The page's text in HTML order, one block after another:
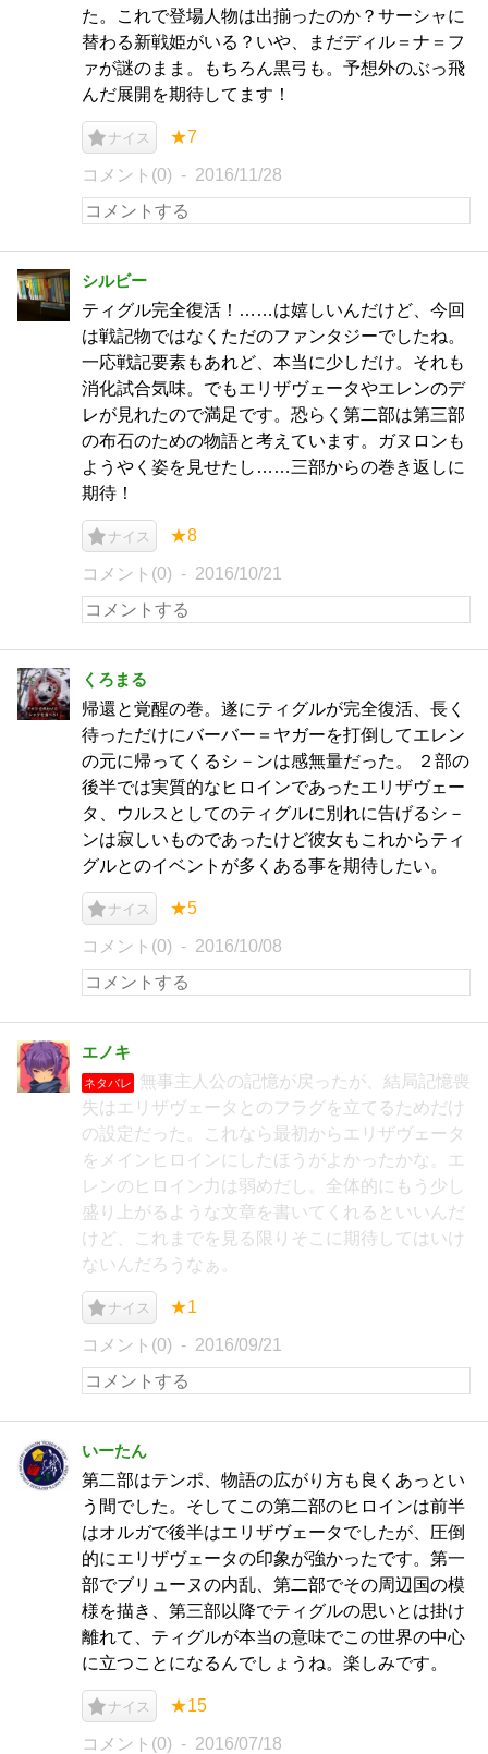
た。これで登場人物は出揃ったのか？サーシャに
替わる新戦姫がいる？いや、まだディル＝ナ＝フ
ァが謎のまま。もちろん黒弓も。予想外のぶっ飛
んだ展開を期待してます！
ナイス ★7
コメント(0) 2016/11/28
シルビー
ティグル完全復活！……は嬉しいんだけど、今回
は戦記物ではなくただのファンタジーでしたね。
一応戦記要素もあれど、本当に少しだけ。それも
消化試合気味。でもエリザヴェータやエレンのデ
レが見れたので満足です。恐らく第二部は第三部
の布石のための物語と考えています。ガヌロンも
ようやく姿を見せたし……三部からの巻き返しに
期待！
ナイス ★8
コメント(0) 2016/10/21
くろまる
帰還と覚醒の巻。遂にティグルが完全復活、長く
待っただけにバーバー＝ヤガーを打倒してエレン
の元に帰ってくるシ－ンは感無量だった。 ２部の
後半では実質的なヒロインであったエリザヴェー
タ、ウルスとしてのティグルに別れに告げるシ－
ンは寂しいものであったけど彼女もこれからティ
グルとのイベントが多くある事を期待したい。
ナイス ★5
コメント(0) 2016/10/08
エノキ
ネタバレ
無事主人公の記憶が戻ったが、結局記憶喪
失はエリザヴェータとのフラグを立てるためだけ
の設定だった。これなら最初からエリザヴェータ
をメインヒロインにしたほうがよかったかな。エ
レンのヒロイン力は弱めだし。全体的にもう少し
盛り上がるような文章を書いてくれるといいんだ
けど、これまでを見る限りそこに期待してはいけ
ないんだろうなぁ。
ナイス ★1
コメント(0) 2016/09/21
いーたん
第二部はテンポ、物語の広がり方も良くあっとい
う間でした。そしてこの第二部のヒロインは前半
はオルガで後半はエリザヴェータでしたが、圧倒
的にエリザヴェータの印象が強かったです。第一
部でブリューヌの内乱、第二部でその周辺国の模
様を描き、第三部以降でティグルの思いとは掛け
離れて、ティグルが本当の意味でこの世界の中心
に立つことになるんでしょうね。楽しみです。
ナイス ★15
コメント(0) 2016/07/18